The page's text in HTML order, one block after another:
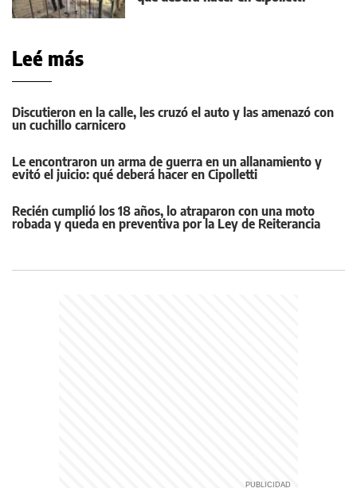
Leé más
Discutieron en la calle, les cruzó el auto y las amenazó con
un cuchillo carnicero
Le encontraron un arma de guerra en un allanamiento y
evitó el juicio: qué deberá hacer en Cipolletti
Recién cumplió los 18 años, lo atraparon con una moto
robada y queda en preventiva por la Ley de Reiterancia